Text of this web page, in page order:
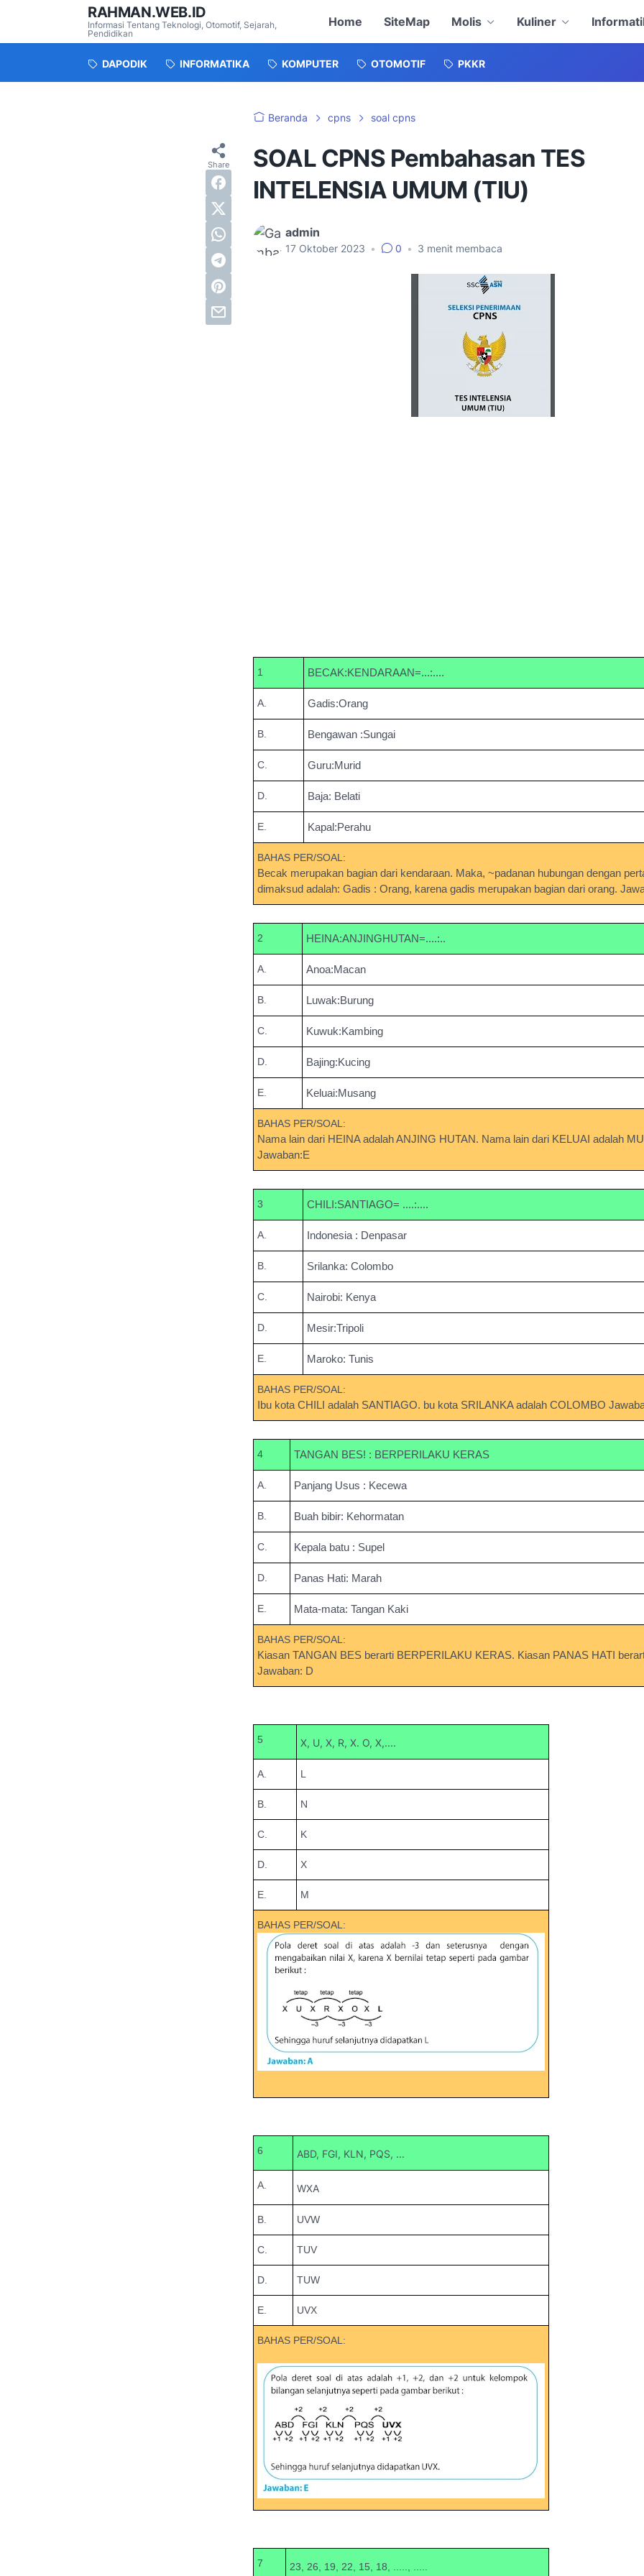
RAHMAN.WEB.ID
Informasi Tentang Teknologi, Otomotif, Sejarah,
Pendidikan
Home SiteMap Molis Kuliner
DAPODIK INFORMATIKA KOMPUTER OTOMOTIF PKKR
Beranda cpns soal cpns
SOAL CPNS Pembahasan TES
INTELENSIA UMUM (TIU)
admin
17 Oktober 2023 • 0 • 3 menit membaca
1 BECAK:KENDARAAN=...:....
A. Gadis:Orang
B. Bengawan :Sungai
C. Guru:Murid
D. Baja: Belati
E. Kapal:Perahu
BAHAS PER/SOAL:
Becak merupakan bagian dari kendaraan. Maka, ~padanan hubungan dengan
dimaksud adalah: Gadis : Orang, karena gadis merupakan bagian dari orang.
2 HEINA:ANJINGHUTAN=....:..
A. Anoa:Macan
B. Luwak:Burung
C. Kuwuk:Kambing
D. Bajing:Kucing
E. Keluai:Musang
BAHAS PER/SOAL:
Nama lain dari HEINA adalah ANJING HUTAN. Nama lain dari KELUAI adalah
Jawaban:E
3 CHILI:SANTIAGO= ....:....
A. Indonesia : Denpasar
B. Srilanka: Colombo
C. Nairobi: Kenya
D. Mesir:Tripoli
E. Maroko: Tunis
BAHAS PER/SOAL:
Ibu kota CHILI adalah SANTIAGO. bu kota SRILANKA adalah COLOMBO
4 TANGAN BES! : BERPERILAKU KERAS
A. Panjang Usus : Kecewa
B. Buah bibir: Kehormatan
C. Kepala batu : Supel
D. Panas Hati: Marah
E. Mata-mata: Tangan Kaki
BAHAS PER/SOAL:
Kiasan TANGAN BES berarti BERPERILAKU KERAS. Kiasan PANAS HATI
Jawaban: D
5 X, U, X, R, X. O, X,....
A. L
B. N
C. K
D. X
E. M
BAHAS PER/SOAL:
6 ABD, FGI, KLN, PQS, ...
A. WXA
B. UVW
C. TUV
D. TUW
E. UVX
BAHAS PER/SOAL:
7 23, 26, 19, 22, 15, 18, ....., .....